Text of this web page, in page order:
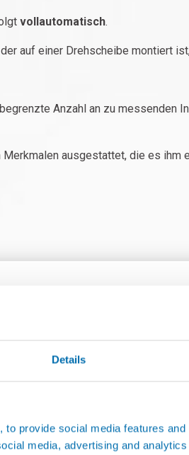
Details
provide social media features
media, advertising and
vollautomatisch.
auf einer Drehscheibe montiert
Anzahl an zu messenden
ausgestattet, die es ihm